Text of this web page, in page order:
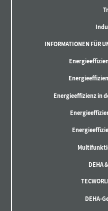
INFORMATIONEN FÜR
Energieeffizienz in
DEHA
DEHA-